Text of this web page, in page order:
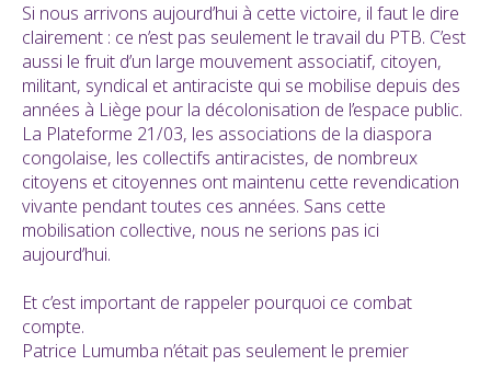
Si nous arrivons aujourd’hui à cette victoire, il faut le dire
clairement : ce n’est pas seulement le travail du PTB. C’est
aussi le fruit d’un large mouvement associatif, citoyen,
militant, syndical et antiraciste qui se mobilise depuis des
années à Liège pour la décolonisation de l’espace public.
La Plateforme 21/03, les associations de la diaspora
congolaise, les collectifs antiracistes, de nombreux
citoyens et citoyennes ont maintenu cette revendication
vivante pendant toutes ces années. Sans cette
mobilisation collective, nous ne serions pas ici
aujourd’hui.
Et c’est important de rappeler pourquoi ce combat
compte.
Patrice Lumumba n’était pas seulement le premier